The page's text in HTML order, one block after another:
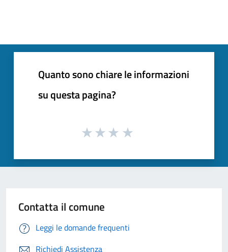
Quanto sono chiare le informazioni
su questa pagina?
Contatta il comune
Leggi le domande frequenti
Richiedi Assistenza